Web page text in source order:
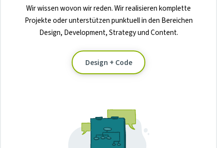
Wir wissen wovon wir reden. Wir realisieren komplette
Projekte oder unterstützen punktuell in den Bereichen
Design, Development, Strategy und Content.
Design + Code